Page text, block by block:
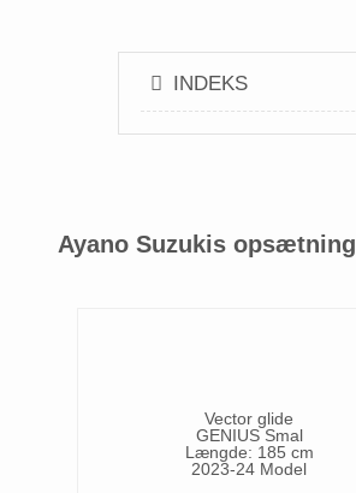
INDEKS
Ayano Suzukis opsætning
Vector glide
GENIUS Smal
Længde: 185 cm
2023-24 Model